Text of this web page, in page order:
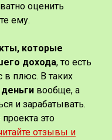
оценить
ему.
которые
дохода, то есть
плюс. В таких
вообще, а
и зарабатывать.
это
отзывы и